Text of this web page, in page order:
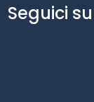
Seguici su